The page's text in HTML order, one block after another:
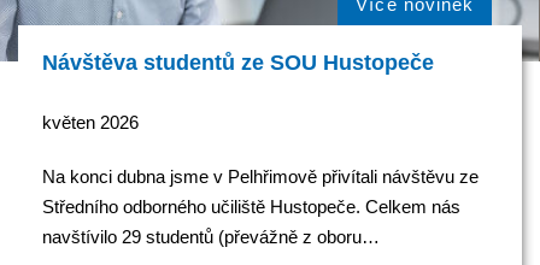
Více novinek
Návštěva studentů ze SOU Hustopeče
květen 2026
Na konci dubna jsme v Pelhřimově přivítali návštěvu ze
Středního odborného učiliště Hustopeče. Celkem nás
navštívilo 29 studentů (převážně z oboru…